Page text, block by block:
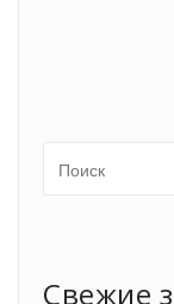
Свежие